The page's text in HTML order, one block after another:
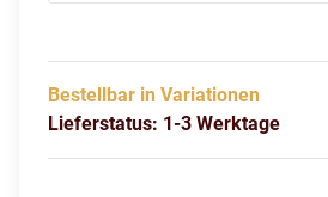
Bestellbar in Variationen
Lieferstatus: 1-3 Werktage